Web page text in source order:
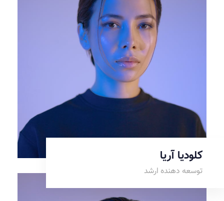
کلودیا آریا
توسعه دهنده ارشد